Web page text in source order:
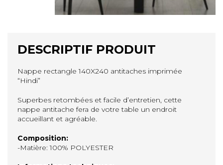
DESCRIPTIF PRODUIT
Nappe rectangle 140X240 antitaches imprimée
“Hindi”
Superbes retombées et facile d’entretien, cette
nappe antitache fera de votre table un endroit
accueillant et agréable.
Composition:
-Matière: 100% POLYESTER